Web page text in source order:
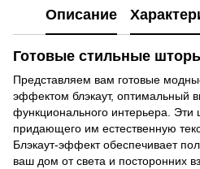
Описание
Готовые стильные
Представляем вам готовые
эффектом блэкаут, оптимальный
функционального интерьера. Эти
придающего им естественную
Блэкаут-эффект обеспечивает
ваш дом от света и посторонних